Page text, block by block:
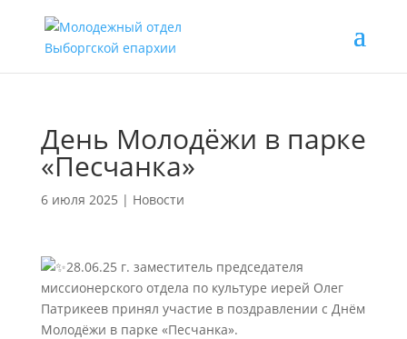
День Молодёжи в парке
«Песчанка»
6 июля 2025 | Новости
28.06.25 г. заместитель председателя
миссионерского отдела по культуре иерей Олег
Патрикеев принял участие в поздравлении с Днём
Молодёжи в парке «Песчанка».